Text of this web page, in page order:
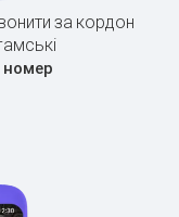
за кордон
номер